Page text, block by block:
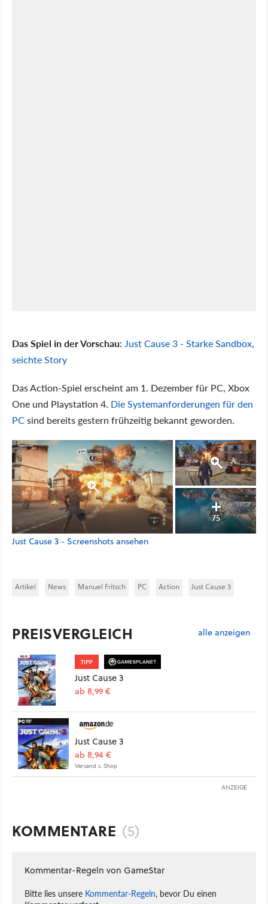
Das Spiel in der Vorschau: Just Cause 3 - Starke Sandbox,
seichte Story
Das Action-Spiel erscheint am 1. Dezember für PC, Xbox
One und Playstation 4. Die Systemanforderungen für den
PCsind bereits gestern frühzeitig bekannt geworden.
75
Just Cause 3 - Screenshots ansehen
Artikel News Manuel Fritsch PC Action Just Cause 3
PREISVERGLEICH alle anzeigen
TIPP
Just Cause 3
ab 8,99 €
Just Cause 3
ab 8,94 €
Versand s. Shop
ANZEIGE
KOMMENTARE (5)
Kommentar-Regeln von GameStar
Bitte lies unsere Kommentar-Regeln, bevor Du einen